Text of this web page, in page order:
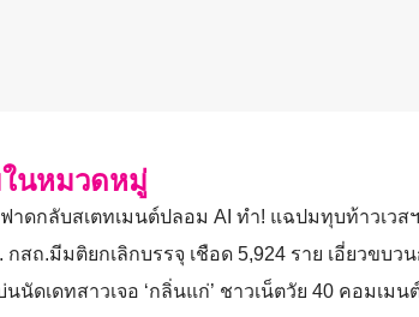
นหมวดหมู่
ฟาดกลับสเตทเมนต์ปลอม AI ทำ! แฉปมทุบท้าวเวส
กสถ.มีมติยกเลิกบรรจุ เชือด 5,924 ราย เอี่ยวขบว
นัดเดทสาวเจอ ‘กลิ่นแก่’ ชาวเน็ตวัย 40 คอมเม